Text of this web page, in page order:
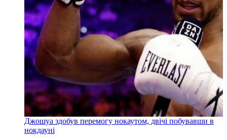
Джошуа здобув перемогу нокаутом, двічі побувавши в
нокдауні